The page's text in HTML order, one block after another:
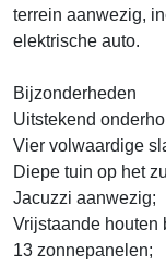
terrein aanwezig,
elektrische auto.
Bijzonderheden
Uitstekend
Vier volwaardige
Diepe tuin op het
Jacuzzi aanwezig;
Vrijstaande houten
13 zonnepanelen;